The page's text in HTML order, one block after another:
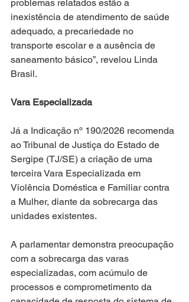
problemas relatados estão a
inexistência de atendimento de saúde
adequado, a precariedade no
transporte escolar e a ausência de
saneamento básico”, revelou Linda
Brasil.
Vara Especializada
Já a Indicação nº 190/2026 recomenda
ao Tribunal de Justiça do Estado de
Sergipe (TJ/SE) a criação de uma
terceira Vara Especializada em
Violência Doméstica e Familiar contra
a Mulher, diante da sobrecarga das
unidades existentes.
A parlamentar demonstra preocupação
com a sobrecarga das varas
especializadas, com acúmulo de
processos e comprometimento da